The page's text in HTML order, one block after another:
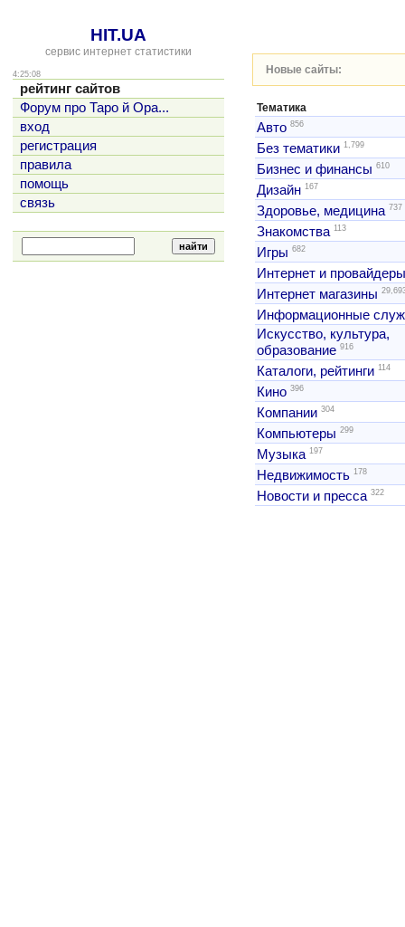
HIT.UA
сервис интернет статистики
4:25:08
рейтинг сайтов
Форум про Таро й Ора...
вход
регистрация
правила
помощь
связь
Новые сайты:
Тематика
Авто 856
Без тематики 1,799
Бизнес и финансы 610
Дизайн 167
Здоровье, медицина 737
Знакомства 113
Игры 682
Интернет и провайдеры
Интернет магазины
Информационные
Искусство, культура,
образование 916
Каталоги, рейтинги 114
Кино 396
Компании 304
Компьютеры 299
Музыка 197
Недвижимость 178
Новости и пресса 322